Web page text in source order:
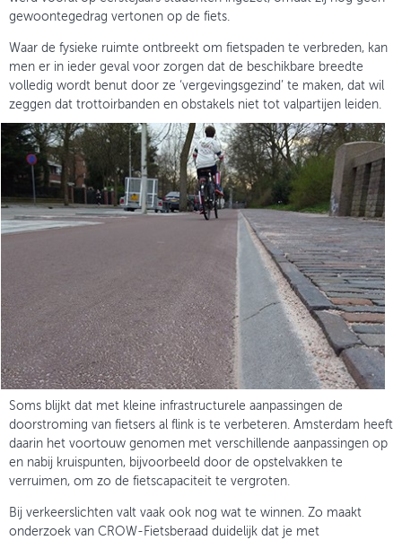
gewoontegedrag vertonen op de fiets.
Waar de fysieke ruimte ontbreekt om fietspaden te verbreden, kan
men er in ieder geval voor zorgen dat de beschikbare breedte
volledig wordt benut door ze ‘vergevingsgezind’ te maken, dat wil
zeggen dat trottoirbanden en obstakels niet tot valpartijen leiden.
Soms blijkt dat met kleine infrastructurele aanpassingen de
doorstroming van fietsers al flink is te verbeteren. Amsterdam heeft
daarin het voortouw genomen met verschillende aanpassingen op
en nabij kruispunten, bijvoorbeeld door de opstelvakken te
verruimen, om zo de fietscapaciteit te vergroten.
Bij verkeerslichten valt vaak ook nog wat te winnen. Zo maakt
onderzoek van CROW-Fietsberaad duidelijk dat je met